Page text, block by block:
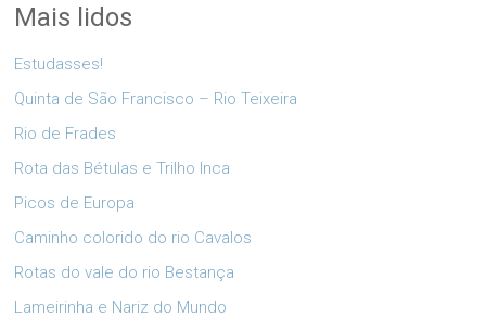
Mais lidos
Estudasses!
Quinta de São Francisco – Rio Teixeira
Rio de Frades
Rota das Bétulas e Trilho Inca
Picos de Europa
Caminho colorido do rio Cavalos
Rotas do vale do rio Bestança
Lameirinha e Nariz do Mundo